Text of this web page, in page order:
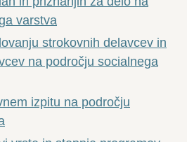
varstva
strokovnih delavcev in
na področju socialnega
izpitu na področju